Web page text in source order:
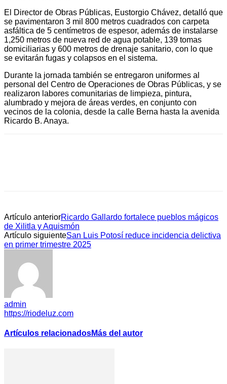
El Director de Obras Públicas, Eustorgio Chávez, detalló que
se pavimentaron 3 mil 800 metros cuadrados con carpeta
asfáltica de 5 centímetros de espesor, además de instalarse
1,250 metros de nueva red de agua potable, 139 tomas
domiciliarias y 600 metros de drenaje sanitario, con lo que
se evitarán fugas y colapsos en el sistema.
Durante la jornada también se entregaron uniformes al
personal del Centro de Operaciones de Obras Públicas, y se
realizaron labores comunitarias de limpieza, pintura,
alumbrado y mejora de áreas verdes, en conjunto con
vecinos de la colonia, desde la calle Berna hasta la avenida
Ricardo B. Anaya.
Artículo anteriorRicardo Gallardo fortalece pueblos mágicos
de Xilitla y Aquismón
Artículo siguienteSan Luis Potosí reduce incidencia delictiva
en primer trimestre 2025
admin
https://riodeluz.com
Artículos relacionadosMás del autor